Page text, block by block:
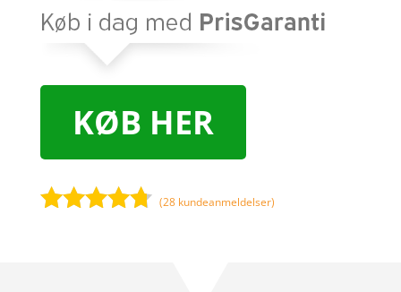
KØB HER
(28 kundeanmeldelser)